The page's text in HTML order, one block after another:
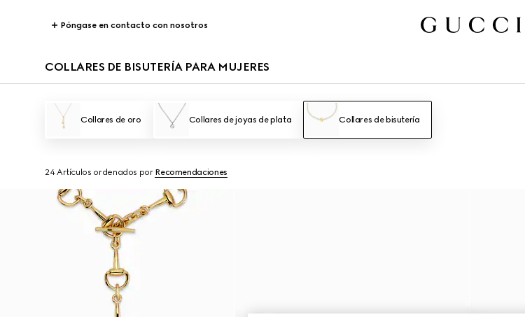
Póngase en contacto con nosotros
COLLARES DE BISUTERÍA PARA MUJERES
Collares de oro Collares de joyas de plata Collares de bisutería
24 Artículos ordenados por Recomendaciones